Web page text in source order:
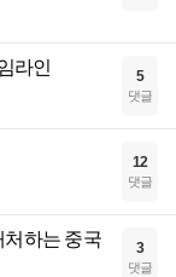
라인 5
댓글
12
댓글
처하는 중국
3
댓글